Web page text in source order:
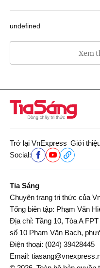
undefined
Xem
Trở lại VnExpress Giới
Social:
Tia Sáng
Chuyên trang tri thức của
Tổng biên tập: Phạm Văn
Địa chỉ: Tầng 10, Tòa A FPT
số 10 Phạm Văn Bạch,
Điện thoại: (024) 39428445
Email: